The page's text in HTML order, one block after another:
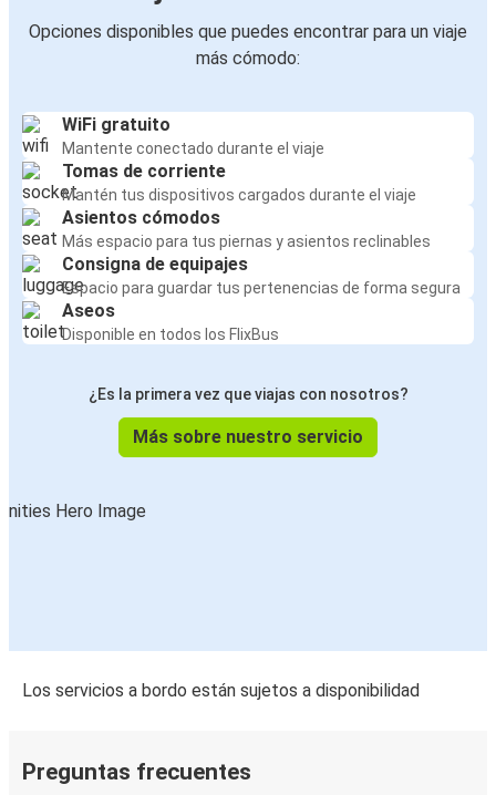
Opciones disponibles que puedes encontrar para un viaje
más cómodo:
WiFi gratuito
Mantente conectado durante el viaje
Tomas de corriente
Mantén tus dispositivos cargados durante el viaje
Asientos cómodos
Más espacio para tus piernas y asientos reclinables
Consigna de equipajes
Espacio para guardar tus pertenencias de forma segura
Aseos
Disponible en todos los FlixBus
¿Es la primera vez que viajas con nosotros?
Más sobre nuestro servicio
Los servicios a bordo están sujetos a disponibilidad
Preguntas frecuentes